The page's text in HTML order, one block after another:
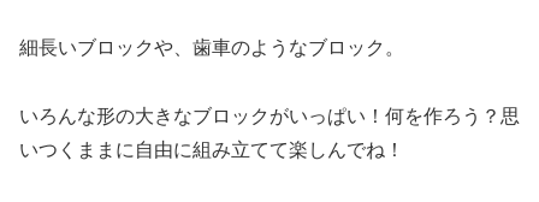
細長いブロックや、歯車のようなブロック。
いろんな形の大きなブロックがいっぱい！何を作ろう？思
いつくままに自由に組み立てて楽しんでね！